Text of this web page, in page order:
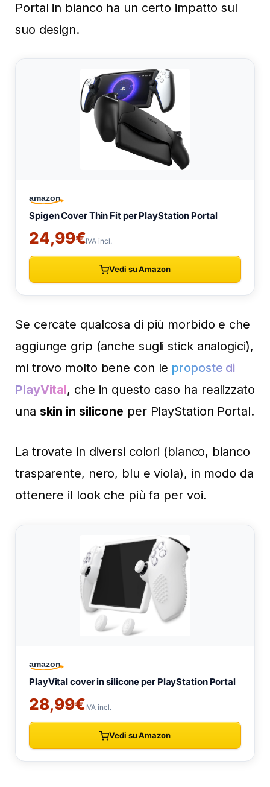
Portal in bianco ha un certo impatto sul
suo design.
Se cercate qualcosa di più morbido e che
aggiunge grip (anche sugli stick analogici),
mi trovo molto bene con le proposte di
PlayVital, che in questo caso ha realizzato
una skin in silicone per PlayStation Portal.
La trovate in diversi colori (bianco, bianco
trasparente, nero, blu e viola), in modo da
ottenere il look che più fa per voi.